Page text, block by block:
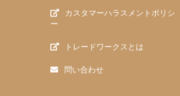
カスタマーハラスメントポリシ
ー
トレードワークスとは
問い合わせ